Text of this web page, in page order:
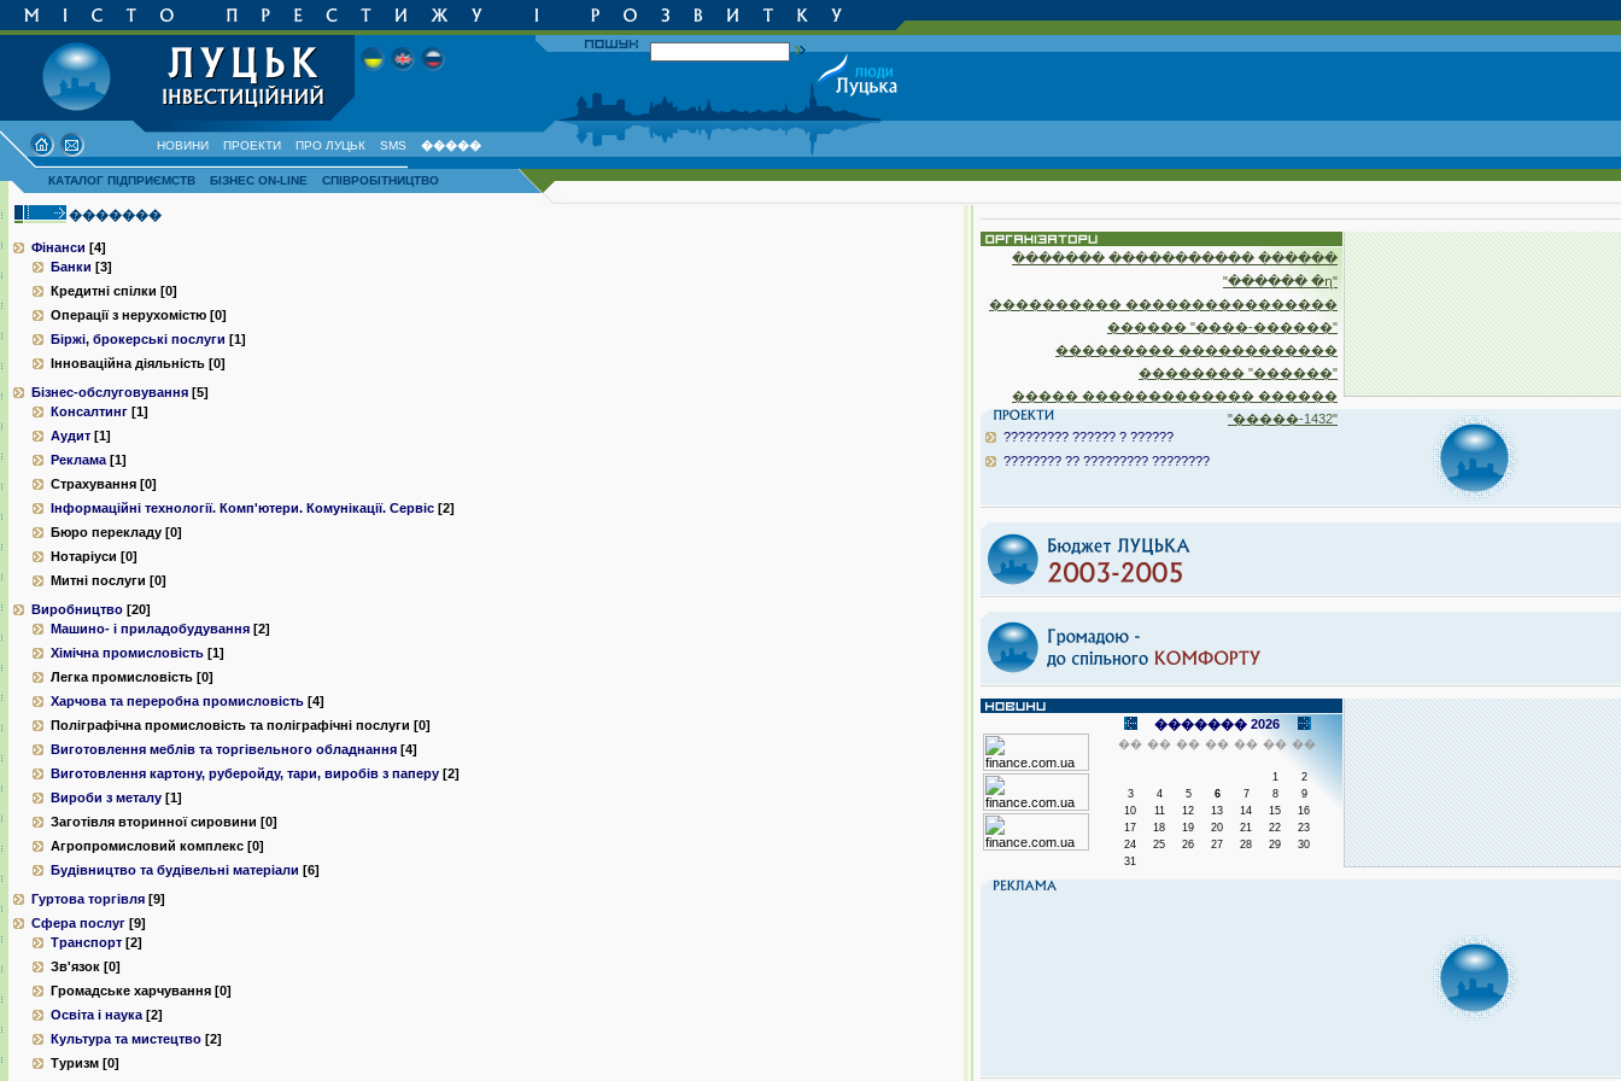
НОВИНИ ПРОЕКТИ ПРО ЛУЦЬК SMS �����
КАТАЛОГ ПІДПРИЄМСТВ БІЗНЕС ON-LINE СПІВРОБІТНИЦТВО
�������
Фінанси [4]
Банки [3]
Кредитні спілки [0]
Операції з нерухомістю [0]
Біржі, брокерські послуги [1]
Інноваційна діяльність [0]
Бізнес-обслуговування [5]
Консалтинг [1]
Аудит [1]
Реклама [1]
Страхування [0]
Інформаційні технології. Комп'ютери. Комунiкацiї. Сервiс [2]
Бюро перекладу [0]
Нотаріуси [0]
Митні послуги [0]
Виробництво [20]
Машино- і приладобудування [2]
Хімічна промисловість [1]
Легка промисловість [0]
Харчова та переробна промисловість [4]
Поліграфічна промисловість та поліграфічні послуги [0]
Виготовлення меблів та торгівельного обладнання [4]
Виготовлення картону, руберойду, тари, виробів з паперу [2]
Вироби з металу [1]
Заготівля вторинної сировини [0]
Агропромисловий комплекс [0]
Будівництво та будівельні матеріали [6]
Гуртова торгівля [9]
Сфера послуг [9]
Транспорт [2]
Зв'язок [0]
Громадське харчування [0]
Освіта і наука [2]
Культура та мистецтво [2]
Туризм [0]
������� ����������� ������
"������ �ղ"
���������� ����������������
������ "����-������"
��������� ������������
�������� "������"
����� ������������� ������
"�����-1432"
????????? ?????? ? ??????
???????? ?? ????????? ????????
������� 2026
�� �� �� �� �� �� ��
1
2
3
4 5 6 7 8
9
10
11 12 13 14 15
16
17
18 19 20 21 22
23
24
25 26 27 28 29
30
31